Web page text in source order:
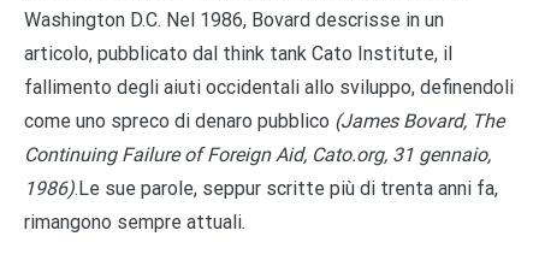
Washington D.C. Nel 1986, Bovard descrisse in un
articolo, pubblicato dal think tank Cato Institute, il
fallimento degli aiuti occidentali allo sviluppo, definendoli
come uno spreco di denaro pubblico (James Bovard, The
Continuing Failure of Foreign Aid, Cato.org, 31 gennaio,
1986).Le sue parole, seppur scritte più di trenta anni fa,
rimangono sempre attuali.